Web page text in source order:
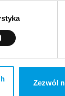
Zezwól